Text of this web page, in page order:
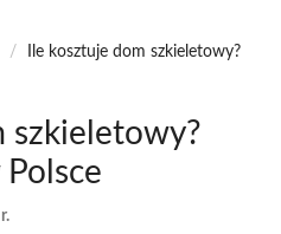
/
Ile kosztuje dom szkieletowy?
szkieletowy?